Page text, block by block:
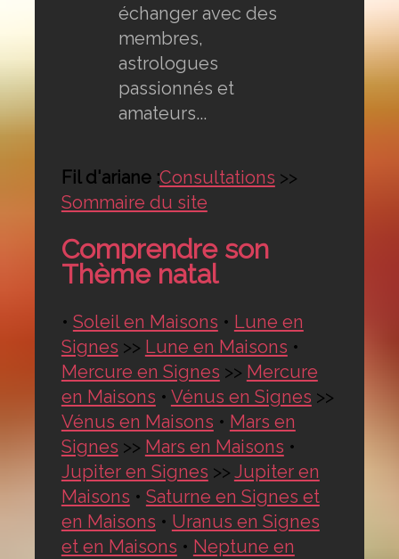
échanger avec des
membres,
astrologues
passionnés et
amateurs...
Fil d'ariane :Consultations >>
Sommaire du site
Comprendre son
Thème natal
• Soleil en Maisons • Lune en
Signes >> Lune en Maisons •
Mercure en Signes >> Mercure
en Maisons • Vénus en Signes >>
Vénus en Maisons • Mars en
Signes >> Mars en Maisons •
Jupiter en Signes >> Jupiter en
Maisons • Saturne en Signes et
en Maisons • Uranus en Signes
et en Maisons • Neptune en